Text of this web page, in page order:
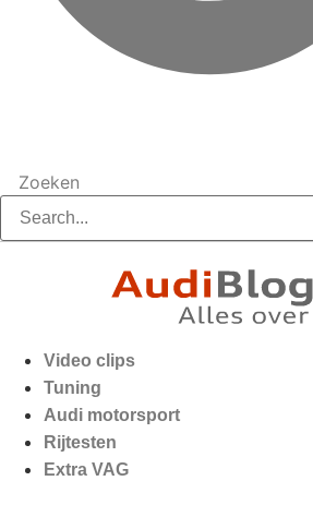
Zoeken
Video clips
Tuning
Audi motorsport
Rijtesten
Extra VAG